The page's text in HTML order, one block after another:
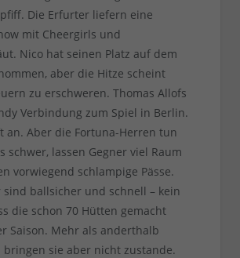
Die Erfurter liefern eine
mit Cheergirls und
Nico hat seinen Platz auf dem
aber die Hitze scheint
zu erschweren. Thomas Allofs
Verbindung zum Spiel in Berlin.
an. Aber die Fortuna-Herren tun
schwer, lassen Gegner viel Raum
vorwiegend schlampige Pässe.
sind ballsicher und schnell – kein
die schon 70 Hütten gemacht
Saison. Mehr als anderthalb
bringen sie aber nicht zustande.